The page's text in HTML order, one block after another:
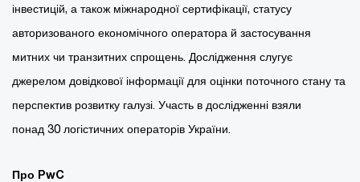
інвестицій, а також міжнародної сертифікації, статусу
авторизованого економічного оператора й застосування
митних чи транзитних спрощень. Дослідження слугує
джерелом довідкової інформації для оцінки поточного стану та
перспектив розвитку галузі. Участь в дослідженні взяли
понад 30 логістичних операторів України.
Про PwC